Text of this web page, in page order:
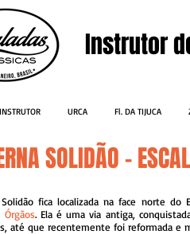
Instrutor
SOLIDÃO -
fica localizada na face norte do
Órgãos. Ela é uma via antiga,
até que recentemente foi reformada e
INSTRUTOR URCA Fl. DA TIJUCA